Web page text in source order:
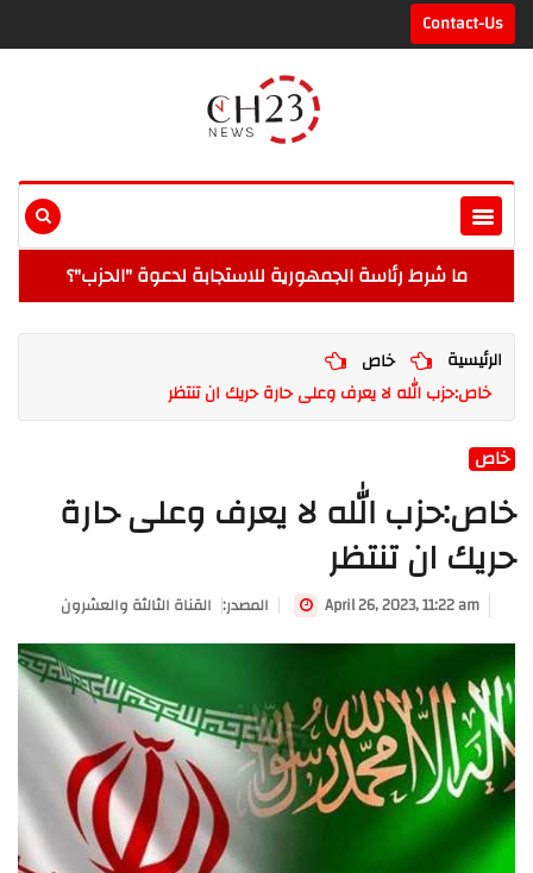
Contact-Us
ما شرط رئاسة الجمهورية للاستجابة لدعوة "الحزب"؟
الرئيسية
خاص
خاص:حزب الله لا يعرف وعلى حارة حريك ان تنتظر
خاص
خاص:حزب الله لا يعرف وعلى حارة
حريك ان تنتظر
القناة الثالثة والعشرون :المصدر April 26, 2023, 11:22 am